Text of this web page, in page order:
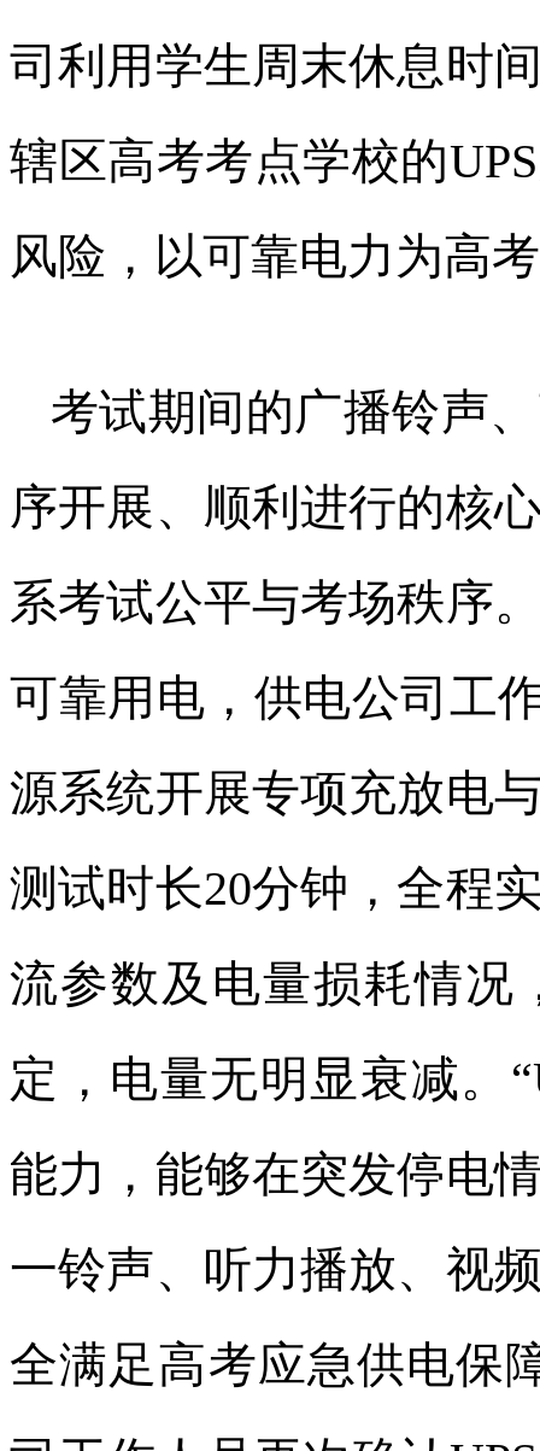
司利用学生周末休息时
辖区高考考点学校的
风险，以可靠电力为高
考试期间的广播铃声
序开展、顺利进行的核
系考试公平与考场秩序
可靠用电，供电公司工
源系统开展专项充放电
测试时长20分钟，全程
流参数及电量损耗情况
定，电量无明显衰减。
能力，能够在突发停电
一铃声、听力播放、视
全满足高考应急供电保